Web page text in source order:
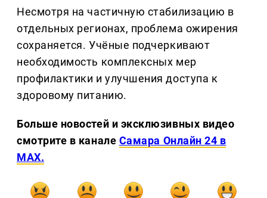
Несмотря на частичную стабилизацию в
отдельных регионах, проблема ожирения
сохраняется. Учёные подчеркивают
необходимость комплексных мер
профилактики и улучшения доступа к
здоровому питанию.
Больше новостей и эксклюзивных видео
смотрите в канале Самара Онлайн 24 в
MAX.